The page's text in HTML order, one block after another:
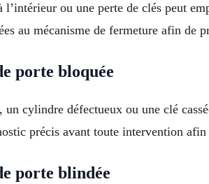
l’intérieur ou une perte de clés peut
au mécanisme de fermeture afin de
porte bloquée
un cylindre défectueux ou une clé
précis avant toute intervention
porte blindée